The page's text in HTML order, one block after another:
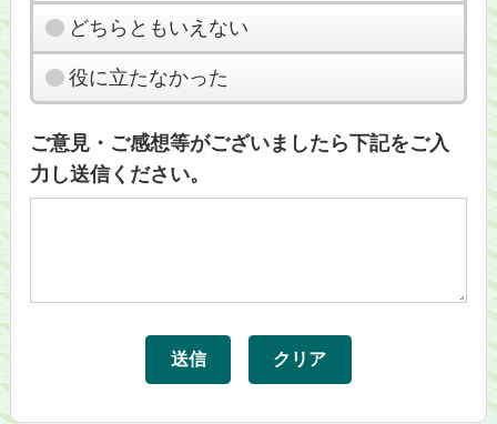
どちらともいえない
役に立たなかった
ご意見・ご感想等がございましたら下記をご入
力し送信ください。